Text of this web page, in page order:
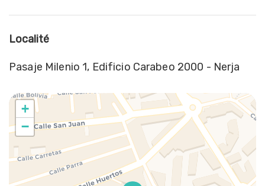
Internet sans fil
Lave-linge
Lit double
Petit-déjeuner non fourni
Piscine
Piscine partagée
Restaurants
Roches
Salle à manger
Localité
Pasaje Milenio 1, Edificio Carabeo 2000 - Nerja
+
−